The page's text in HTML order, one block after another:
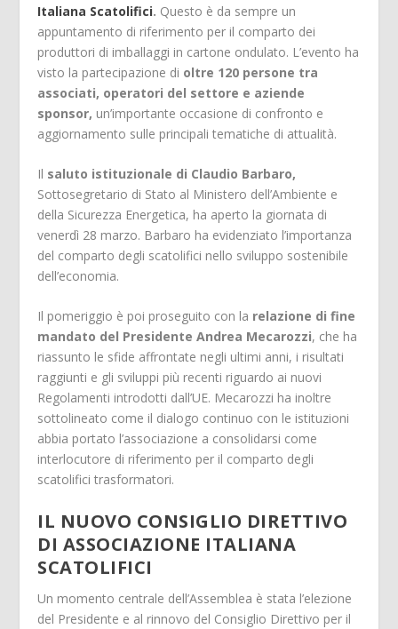
Italiana Scatolifici. Questo è da sempre un
appuntamento di riferimento per il comparto dei
produttori di imballaggi in cartone ondulato. L’evento ha
visto la partecipazione di oltre 120 persone tra
associati, operatori del settore e aziende
sponsor, un’importante occasione di confronto e
aggiornamento sulle principali tematiche di attualità.
Il saluto istituzionale di Claudio Barbaro,
Sottosegretario di Stato al Ministero dell’Ambiente e
della Sicurezza Energetica, ha aperto la giornata di
venerdì 28 marzo. Barbaro ha evidenziato l’importanza
del comparto degli scatolifici nello sviluppo sostenibile
dell’economia.
Il pomeriggio è poi proseguito con la relazione di fine
mandato del Presidente Andrea Mecarozzi, che ha
riassunto le sfide affrontate negli ultimi anni, i risultati
raggiunti e gli sviluppi più recenti riguardo ai nuovi
Regolamenti introdotti dall’UE. Mecarozzi ha inoltre
sottolineato come il dialogo continuo con le istituzioni
abbia portato l’associazione a consolidarsi come
interlocutore di riferimento per il comparto degli
scatolifici trasformatori.
IL NUOVO CONSIGLIO DIRETTIVO
DI ASSOCIAZIONE ITALIANA
SCATOLIFICI
Un momento centrale dell’Assemblea è stata l’elezione
del Presidente e al rinnovo del Consiglio Direttivo per il